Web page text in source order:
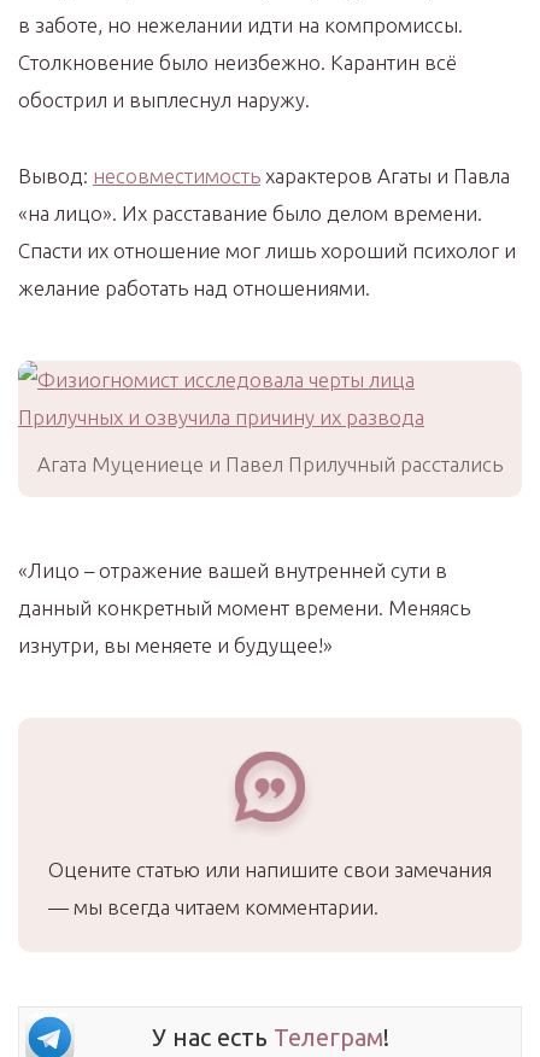
в заботе, но нежелании идти на компромиссы.
Столкновение было неизбежно. Карантин всё
обострил и выплеснул наружу.
Вывод: несовместимость характеров Агаты и Павла
«на лицо». Их расставание было делом времени.
Спасти их отношение мог лишь хороший психолог и
желание работать над отношениями.
Агата Муцениеце и Павел Прилучный расстались
«Лицо – отражение вашей внутренней сути в
данный конкретный момент времени. Меняясь
изнутри, вы меняете и будущее!»
Оцените статью или напишите свои замечания
— мы всегда читаем комментарии.
У нас есть Телеграм!